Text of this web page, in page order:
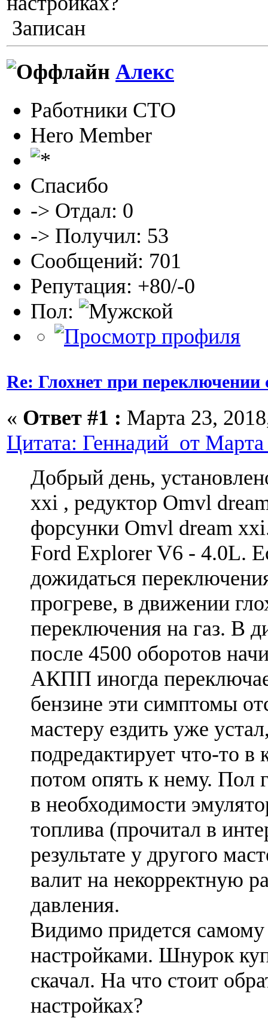
Записан
Алекс
Работники СТО
Hero Member
Спасибо
-> Отдал: 0
-> Получил: 53
Сообщений: 701
Репутация: +80/-0
Пол:
Re: Глохнет при переключении
« Ответ #1 : Марта 23,
Цитата: Геннадий от
Добрый день,
xxi , редуктор Omvl
форсунки Omvl dream
Ford Explorer V6 - 4.0L.
дожидаться
прогреве, в движении
переключения на газ. В
после 4500 оборотов
АКПП иногда
бензине эти симптомы
мастеру ездить уже
подредактирует что-то в
потом опять к нему. Пол
в необходимости
топлива (прочитал в
результате у другого
валит на некорректную
давления.
Видимо придется самому
настройками. Шнурок
скачал. На что стоит
настройках?